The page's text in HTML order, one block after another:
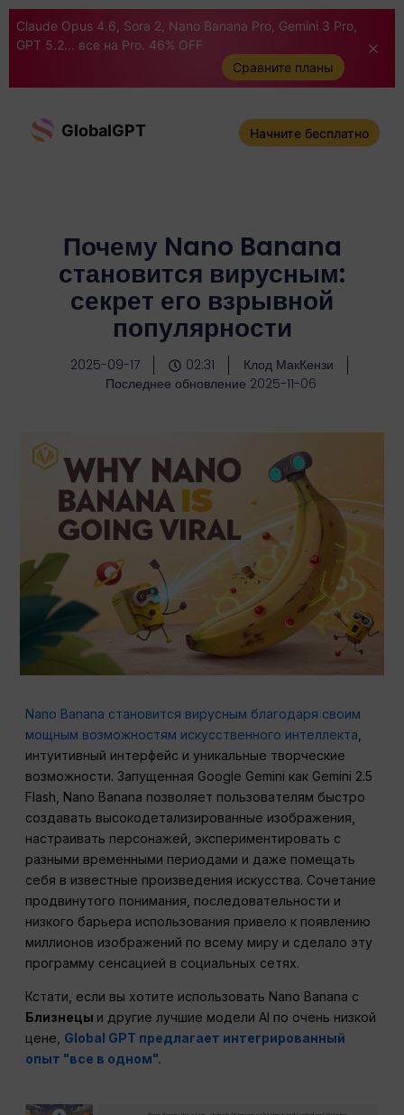
Claude Opus 4.6, Sora 2, Nano Banana Pro, Gemini 3 Pro,
GPT 5.2... все на Pro. 46% OFF
Сравните планы
GlobalGPT Начните бесплатно
Почему Nano Banana
становится вирусным:
секрет его взрывной
популярности
2025-09-17 02:31
Клод МакКензи
Последнее обновление 2025-11-06
Nano Banana становится вирусным благодаря своим
мощным возможностям искусственного интеллекта
интуитивный интерфейс и уникальные творческие
возможности. Запущенная Google Gemini как Gemini 2.5
Flash, Nano Banana позволяет пользователям быстро
создавать высокодетализированные изображения,
настраивать персонажей, экспериментировать с
разными временными периодами и даже помещать
себя в известные произведения искусства. Сочетание
продвинутого понимания, последовательности и
низкого барьера использования привело к появлению
миллионов изображений по всему миру и сделало эту
программу сенсацией в социальных сетях.
Кстати, если вы хотите использовать Nano Banana с
Близнецы и другие лучшие модели AI по очень низкой
цене, Global GPT предлагает интегрированный
опыт "все в одном".